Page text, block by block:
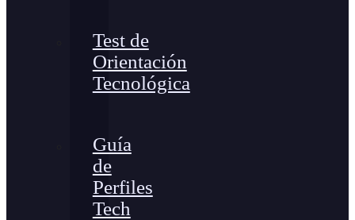
Test de
Orientación
Tecnológica
Guía
de
Perfiles
Tech